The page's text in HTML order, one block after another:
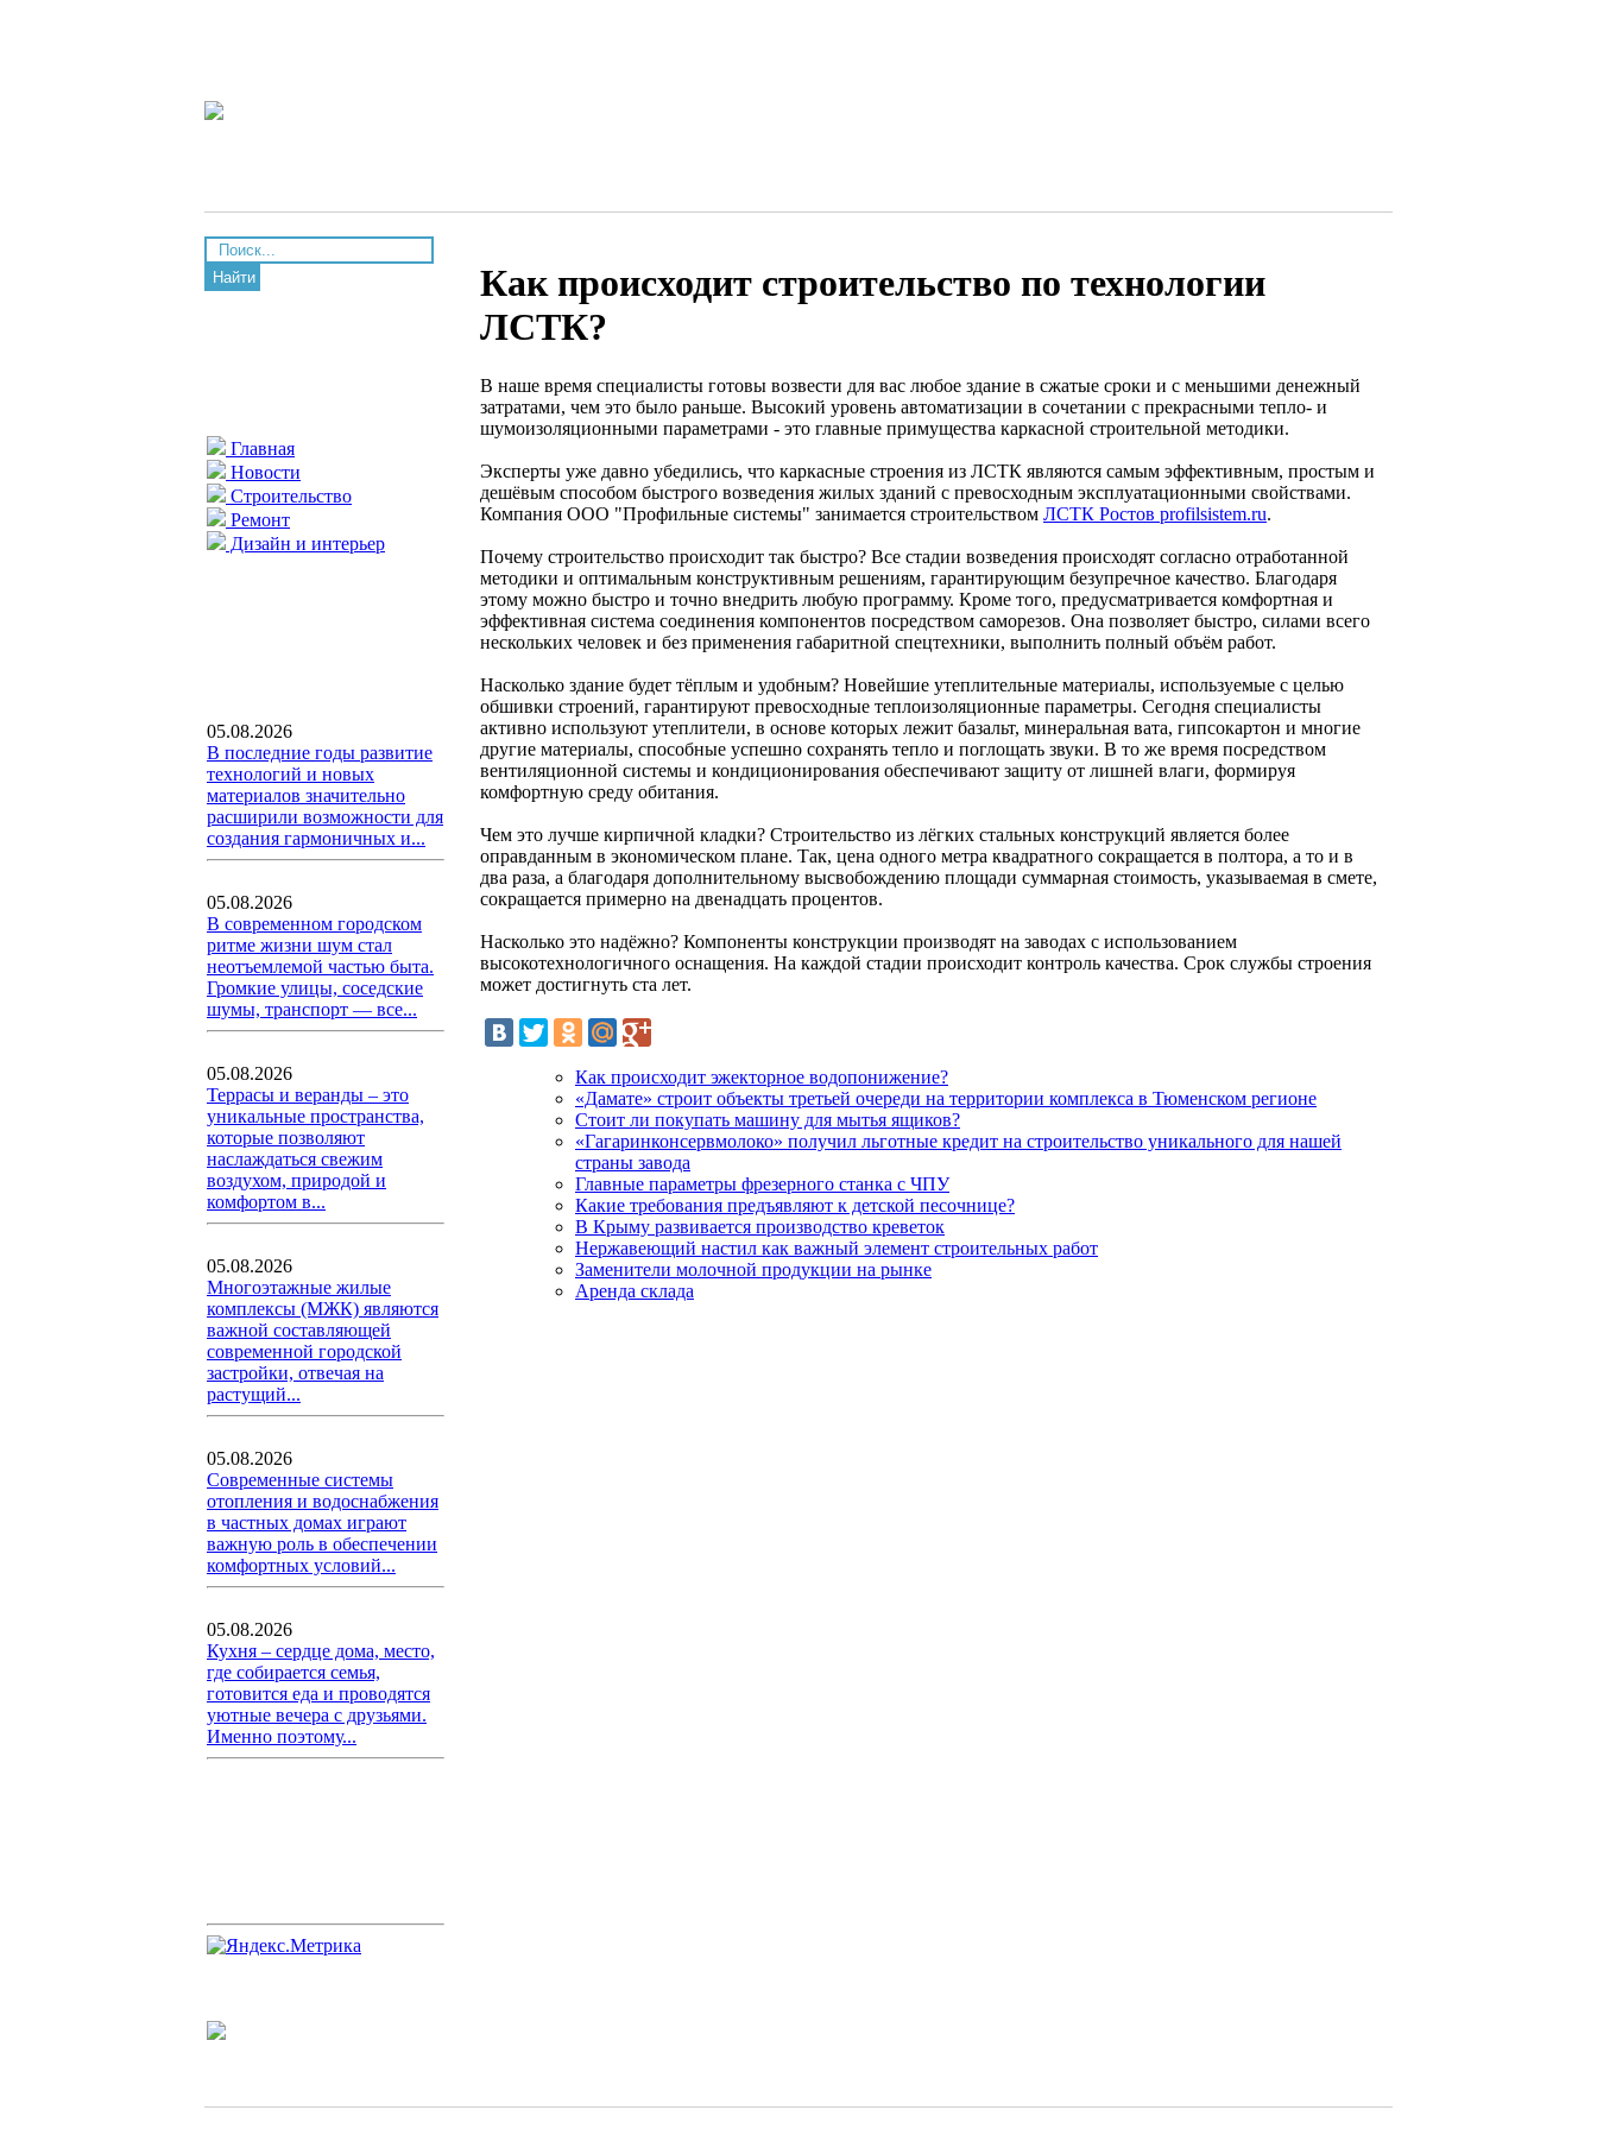
Найти
Главная
Новости
Строительство
Ремонт
Дизайн и интерьер
05.08.2026
В последние годы развитие
технологий и новых
материалов значительно
расширили возможности для
создания гармоничных и...
05.08.2026
В современном городском
ритме жизни шум стал
неотъемлемой частью быта.
Громкие улицы, соседские
шумы, транспорт — все...
05.08.2026
Террасы и веранды – это
уникальные пространства,
которые позволяют
наслаждаться свежим
воздухом, природой и
комфортом в...
05.08.2026
Многоэтажные жилые
комплексы (МЖК) являются
важной составляющей
современной городской
застройки, отвечая на
растущий...
05.08.2026
Современные системы
отопления и водоснабжения
в частных домах играют
важную роль в обеспечении
комфортных условий...
05.08.2026
Кухня – сердце дома, место,
где собирается семья,
готовится еда и проводятся
уютные вечера с друзьями.
Именно поэтому...
Как происходит строительство по технологии
ЛСТК?
В наше время специалисты готовы возвести для вас любое здание в сжатые сроки и с меньшими денежный
затратами, чем это было раньше. Высокий уровень автоматизации в сочетании с прекрасными тепло- и
шумоизоляционными параметрами - это главные примущества каркасной строительной методики.
Эксперты уже давно убедились, что каркасные строения из ЛСТК являются самым эффективным, простым и
дешёвым способом быстрого возведения жилых зданий с превосходным эксплуатационными свойствами.
Компания ООО "Профильные системы" занимается строительством ЛСТК Ростов profilsistem.ru.
Почему строительство происходит так быстро? Все стадии возведения происходят согласно отработанной
методики и оптимальным конструктивным решениям, гарантирующим безупречное качество. Благодаря
этому можно быстро и точно внедрить любую программу. Кроме того, предусматривается комфортная и
эффективная система соединения компонентов посредством саморезов. Она позволяет быстро, силами всего
нескольких человек и без применения габаритной спецтехники, выполнить полный объём работ.
Насколько здание будет тёплым и удобным? Новейшие утеплительные материалы, используемые с целью
обшивки строений, гарантируют превосходные теплоизоляционные параметры. Сегодня специалисты
активно используют утеплители, в основе которых лежит базальт, минеральная вата, гипсокартон и многие
другие материалы, способные успешно сохранять тепло и поглощать звуки. В то же время посредством
вентиляционной системы и кондиционирования обеспечивают защиту от лишней влаги, формируя
комфортную среду обитания.
Чем это лучше кирпичной кладки? Строительство из лёгких стальных конструкций является более
оправданным в экономическом плане. Так, цена одного метра квадратного сокращается в полтора, а то и в
два раза, а благодаря дополнительному высвобождению площади суммарная стоимость, указываемая в смете,
сокращается примерно на двенадцать процентов.
Насколько это надёжно? Компоненты конструкции производят на заводах с использованием
высокотехнологичного оснащения. На каждой стадии происходит контроль качества. Срок службы строения
может достигнуть ста лет.
Как происходит эжекторное водопонижение?
«Дамате» строит объекты третьей очереди на территории комплекса в Тюменском регионе
Стоит ли покупать машину для мытья ящиков?
«Гагаринконсервмолоко» получил льготные кредит на строительство уникального для нашей
страны завода
Главные параметры фрезерного станка с ЧПУ
Какие требования предъявляют к детской песочнице?
В Крыму развивается производство креветок
Нержавеющий настил как важный элемент строительных работ
Заменители молочной продукции на рынке
Аренда склада